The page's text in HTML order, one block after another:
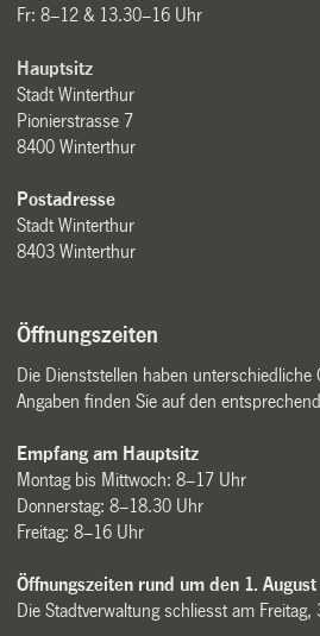
Fr: 8–12 & 13.30–16 Uhr
Hauptsitz
Stadt Winterthur
Pionierstrasse 7
8400 Winterthur
Postadresse
Stadt Winterthur
8403 Winterthur
Öffnungszeiten
Die Dienststellen haben unterschiedliche
Angaben finden Sie auf den
Empfang am Hauptsitz
Montag bis Mittwoch: 8–17 Uhr
Donnerstag: 8–18.30 Uhr
Freitag: 8–16 Uhr
Öffnungszeiten rund um den 1. August
Die Stadtverwaltung schliesst am